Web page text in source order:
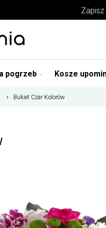
Zapisz
pogrzeb Kosze
Bukiet Czar Kolorów